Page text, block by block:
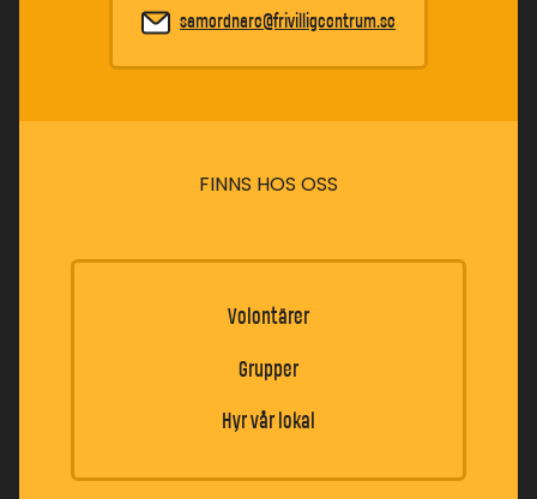
samordnare@frivilligcentrum.se
FINNS HOS OSS
Volontärer
Grupper
Hyr vår lokal